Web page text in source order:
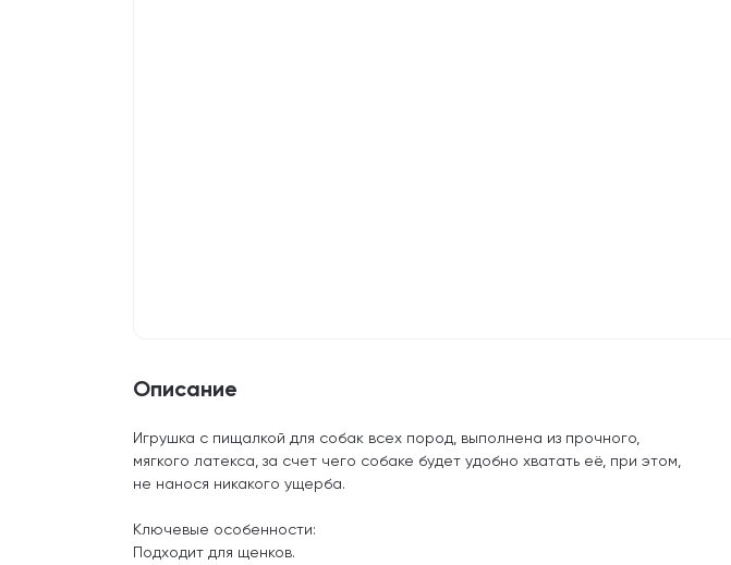
Описание
Игрушка с пищалкой для собак всех пород, выполнена из прочного,
мягкого латекса, за счет чего собаке будет удобно хватать её, при этом,
не нанося никакого ущерба.
Ключевые особенности:
Подходит для щенков.